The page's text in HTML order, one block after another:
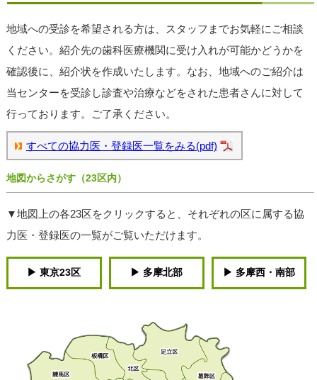
地域への受診を希望される方は、スタッフまでお気軽にご相談
ください。紹介先の歯科医療機関に受け入れが可能かどうかを
確認後に、紹介状を作成いたします。なお、地域へのご紹介は
当センターを受診し診査や治療などをされた患者さんに対して
行っております。ご了承ください。
すべての協力医・登録医一覧をみる(pdf)
地図からさがす（23区内）
▼地図上の各23区をクリックすると、それぞれの区に属する協
力医・登録医の一覧がご覧いただけます。
▶︎ 東京23区 ▶︎ 多摩北部 ▶︎ 多摩西・南部